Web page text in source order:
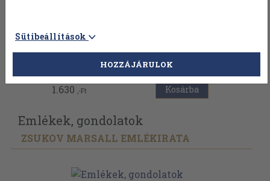
Vissza az előző oldalra
1.630 ,-Ft Kosárba
Emlékek, gondolatok
ZSUKOV MARSALL EMLÉKIRATA
Sütibeállítások
HOZZÁJÁRULOK